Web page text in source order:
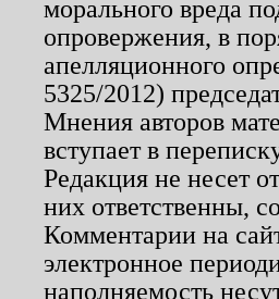
морального вреда
опровержения, в
апелляционного
5325/2012)
Мнения авторов
вступает в
Редакция не несет
них ответственны,
Комментарии на
электронное
наполняемость